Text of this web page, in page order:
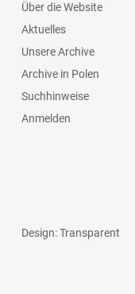
Über die Website
Aktuelles
Unsere Archive
Archive in Polen
Suchhinweise
Anmelden
Design: Transparent